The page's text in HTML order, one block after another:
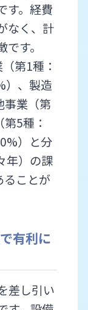
す。経費
なく、計
す。
第1種：
）、製造
事業（第
5種：
）と分
年）の課
ることが
有利に
差し引い